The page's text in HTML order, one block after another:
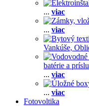
... viac
... viac
Vankúše,
batérie a
... viac
... viac
Fotovoltika